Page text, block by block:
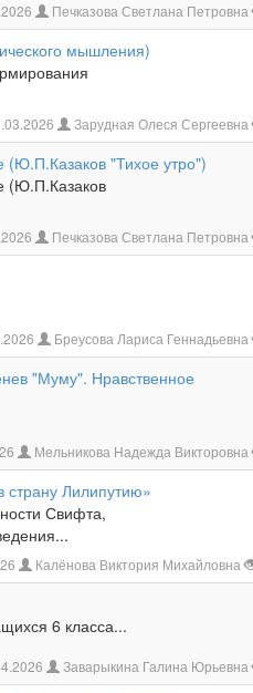
Печказова Светлана Петровна
мышления)
Зарудная Олеся Сергеевна
(Ю.П.Казаков "Тихое утро")
(Ю.П.Казаков
Печказова Светлана Петровна
Бреусова Лариса Геннадьевна
"Муму". Нравственное
Мельникова Надежда Викторовна
страну Лилипутию»
Свифта,
Калёнова Виктория Михайловна
6 класса...
Заварыкина Галина Юрьевна